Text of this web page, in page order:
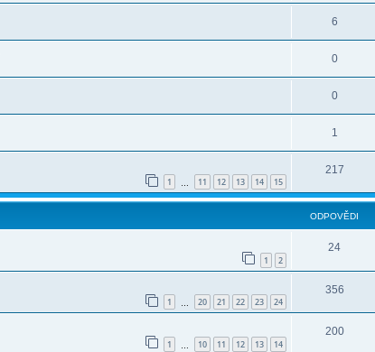
6
0
0
1
1 11 12 13 14 15
217
ODPOVĚDI
1 2
24
1 20 21 22 23 24
356
1 10 11 12 13 14
200